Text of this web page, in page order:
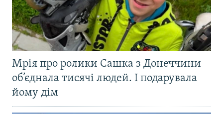
Мрія про ролики Сашка з Донеччини
об’єднала тисячі людей. І подарувала
йому дім